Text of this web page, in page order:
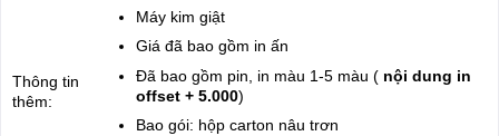
Thông tin
thêm:
Máy kim giật
Giá đã bao gồm in ấn
Đã bao gồm pin, in màu 1-5 màu ( nội dung in
offset + 5.000)
Bao gói: hộp carton nâu trơn